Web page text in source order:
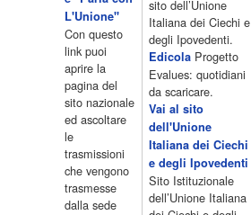
15.00 Telefilm:Paso adelante 15.55 15.55
Cartoni animati 18.30 Studio Aperto
19.35 Medici miei 20.05 Camera caf�
fortuna 21.10 […]
Acor3.it
programmiTv - LA 7
4 Dicembre 2022
Programmi 06:00 - Tg La7/meteo/
Flash07:00 - Omnibus ? Rassegna
Omnibus09:50 - Coffee Break11:00 -
men� di Benedetta13:30 - Tg La714:00 -
Telefilm: Le strade di San Francisco -
Una scuola di paura 16:30 […]
Acor3.it
L'Unione"
Con questo
link puoi
aprire la
pagina del
sito nazionale
ed ascoltare
le
trasmissioni
che vengono
trasmesse
dalla sede
sito dell’Unione
Italiana dei Ciechi e
degli Ipovedenti.
EdicolaProgetto
Evalues: quotidiani
da scaricare.
Vai al sito
dell'Unione
Italiana dei Ciechi
e degli Ipovedenti
Sito Istituzionale
dell’Unione Italiana